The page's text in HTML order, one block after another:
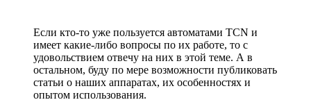
Если кто-то уже пользуется автоматами TCN и
имеет какие-либо вопросы по их работе, то с
удовольствием отвечу на них в этой теме. А в
остальном, буду по мере возможности публиковать
статьи о наших аппаратах, их особенностях и
опытом использования.